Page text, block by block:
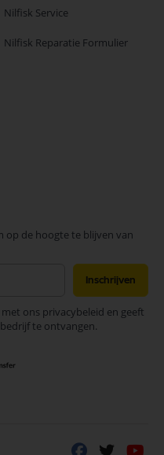
Nilfisk Service
Nilfisk Reparatie Formulier
op de hoogte te blijven van
Inschrijven
ons privacybeleid en geeft
te ontvangen.